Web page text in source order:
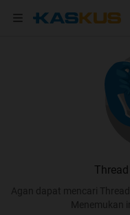
Agan dapat mencari
Menemukan